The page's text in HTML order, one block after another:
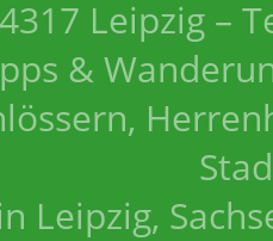
Leipzig –
&
Leipzig,